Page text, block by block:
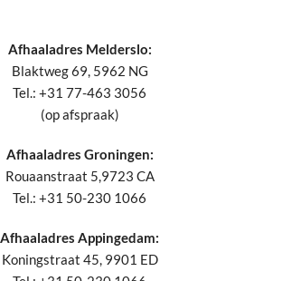
Afhaaladres Melderslo:
Blaktweg 69, 5962 NG
Tel.: +31 77-463 3056
(op afspraak)
Afhaaladres Groningen:
Rouaanstraat 5,9723 CA
Tel.: +31 50-230 1066
Afhaaladres Appingedam:
Koningstraat 45, 9901 ED